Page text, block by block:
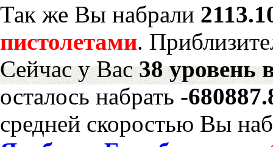
Так же Вы набрали
пистолетами.
Сейчас у Вас38 уровень
осталось набрать -
средней скоростью Вы